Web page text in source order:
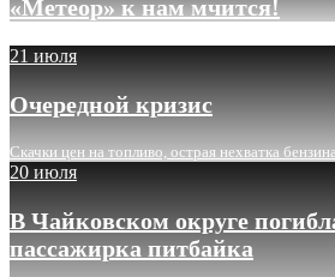
«Метеор» к нам мчится!
21 июля
Очередной кризис
Скачки цен на топливо, острая нехватка
20 июля
В Чайковском округе
пассажирка питбайка